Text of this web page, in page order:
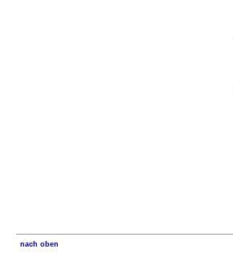
nach oben